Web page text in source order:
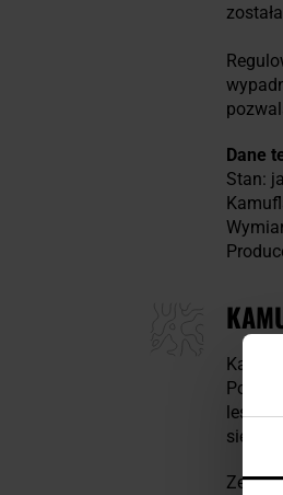
Dane
Stan:
leśne i
się w
Ze